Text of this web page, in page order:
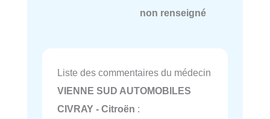
non renseigné
Liste des commentaires du médecin
VIENNE SUD AUTOMOBILES
CIVRAY - Citroën :